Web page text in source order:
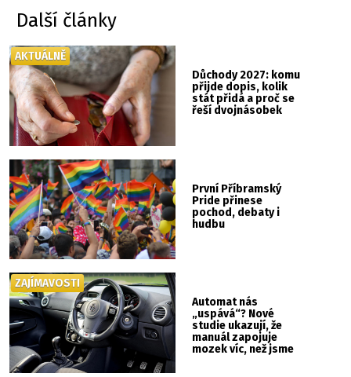
Další články
Důchody 2027: komu
přijde dopis, kolik
stát přidá a proč se
řeší dvojnásobek
AKTUÁLNĚ
První Příbramský
Pride přinese
pochod, debaty i
hudbu
Automat nás
„uspává“? Nové
studie ukazují, že
manuál zapojuje
mozek víc, než jsme
ZAJÍMAVOSTI